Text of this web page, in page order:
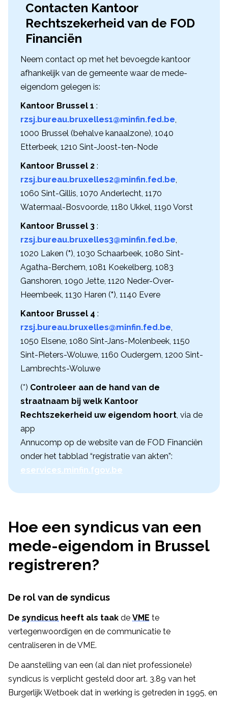
Contacten Kantoor
Rechtszekerheid van de FOD
Financiën
Neem contact op met het bevoegde kantoor
afhankelijk van de gemeente waar de mede-
eigendom gelegen is:
Kantoor Brussel 1 :
rzsj.bureau.bruxelles1@minfin.fed.be,
1000 Brussel (behalve kanaalzone), 1040
Etterbeek, 1210 Sint-Joost-ten-Node
Kantoor Brussel 2 :
rzsj.bureau.bruxelles2@minfin.fed.be,
1060 Sint-Gillis, 1070 Anderlecht, 1170
Watermaal-Bosvoorde, 1180 Ukkel, 1190 Vorst
Kantoor Brussel 3 :
rzsj.bureau.bruxelles3@minfin.fed.be,
1020 Laken (*), 1030 Schaarbeek, 1080 Sint-
Agatha-Berchem, 1081 Koekelberg, 1083
Ganshoren, 1090 Jette, 1120 Neder-Over-
Heembeek, 1130 Haren (*), 1140 Evere
Kantoor Brussel 4 :
rzsj.bureau.bruxelles@minfin.fed.be,
1050 Elsene, 1080 Sint-Jans-Molenbeek, 1150
Sint-Pieters-Woluwe, 1160 Oudergem, 1200 Sint-
Lambrechts-Woluwe
(*) Controleer aan de hand van de
straatnaam bij welk Kantoor
Rechtszekerheid uw eigendom hoort, via de
app
Annucomp op de website van de FOD Financiën
onder het tabblad “registratie van akten”:
eservices.minfin.fgov.be
Hoe een syndicus van een
mede-eigendom in Brussel
registreren?
De rol van de syndicus
De syndicus heeft als taak de VME te
vertegenwoordigen en de communicatie te
centraliseren in de VME.
De aanstelling van een (al dan niet professionele)
syndicus is verplicht gesteld door art. 3.89 van het
Burgerlijk Wetboek dat in werking is getreden in 1995, en